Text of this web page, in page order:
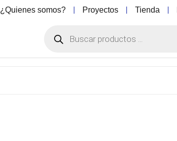
¿Quienes somos? Proyectos Tienda